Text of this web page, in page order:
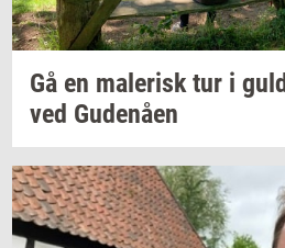
Gå en ma­le­risktur i
ved Gu­denå­en